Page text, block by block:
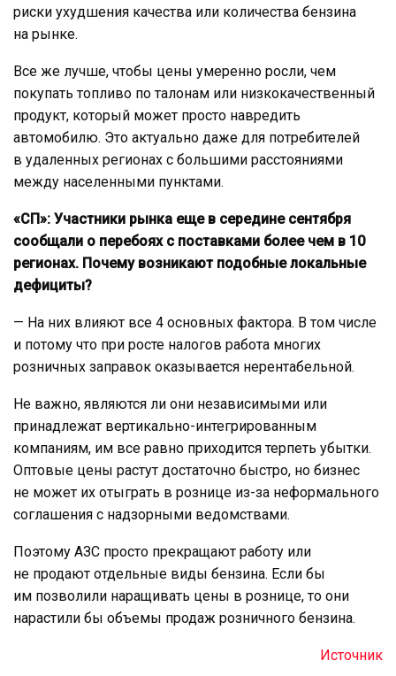
риски ухудшения качества или количества бензина
на рынке.
Все же лучше, чтобы цены умеренно росли, чем
покупать топливо по талонам или низкокачественный
продукт, который может просто навредить
автомобилю. Это актуально даже для потребителей
в удаленных регионах с большими расстояниями
между населенными пунктами.
«СП»: Участники рынка еще в середине сентября
сообщали о перебоях с поставками более чем в 10
регионах. Почему возникают подобные локальные
дефициты?
— На них влияют все 4 основных фактора. В том числе
и потому что при росте налогов работа многих
розничных заправок оказывается нерентабельной.
Не важно, являются ли они независимыми или
принадлежат вертикально-интегрированным
компаниям, им все равно приходится терпеть убытки.
Оптовые цены растут достаточно быстро, но бизнес
не может их отыграть в рознице из-за неформального
соглашения с надзорными ведомствами.
Поэтому АЗС просто прекращают работу или
не продают отдельные виды бензина. Если бы
им позволили наращивать цены в рознице, то они
нарастили бы объемы продаж розничного бензина.
Источник